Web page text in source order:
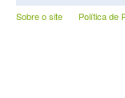
Sobre o site Política de